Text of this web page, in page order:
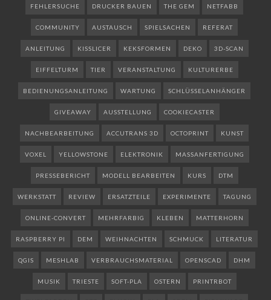
FEHLERSUCHE DRUCKER BAUEN THE GEM NETFABB
COMMUNITY AUSTAUSCH SPIELSACHEN REFERAT
ANLEITUNG KISSLICER KEKSFORMEN DEKO 3D-SCAN
EIFFELTURM TIER VERANSTALTUNG KULTURERBE
BEDIENUNGSANLEITUNG WARTUNG SCHLÜSSELANHÄNGER
GIVEAWAY AUSSTELLUNG COOKIECASTER
NACHBEARBEITUNG ACCUTRANS 3D OCTOPRINT KUNST
VOXEL YELLOWSTONE ELEKTRONIK MASSANFERTIGUNG
PRESSEBERICHT MODELL BEARBEITEN KURS DTM
WERKSTATT REVIEW ERSATZTEILE EXPERIMENTE TAGUNG
ONLINE-CONVERT MEHRFARBIG KLEBEN MATTERHORN
RASPBERRY PI DEM WEIHNACHTEN SCHMUCK LITERATUR
QGIS MESHLAB VERBRAUCHSMATERIAL OPENSCAD DHM
MUSIK TRIESTE SOFT-PLA OSTERN PRINTRBOT